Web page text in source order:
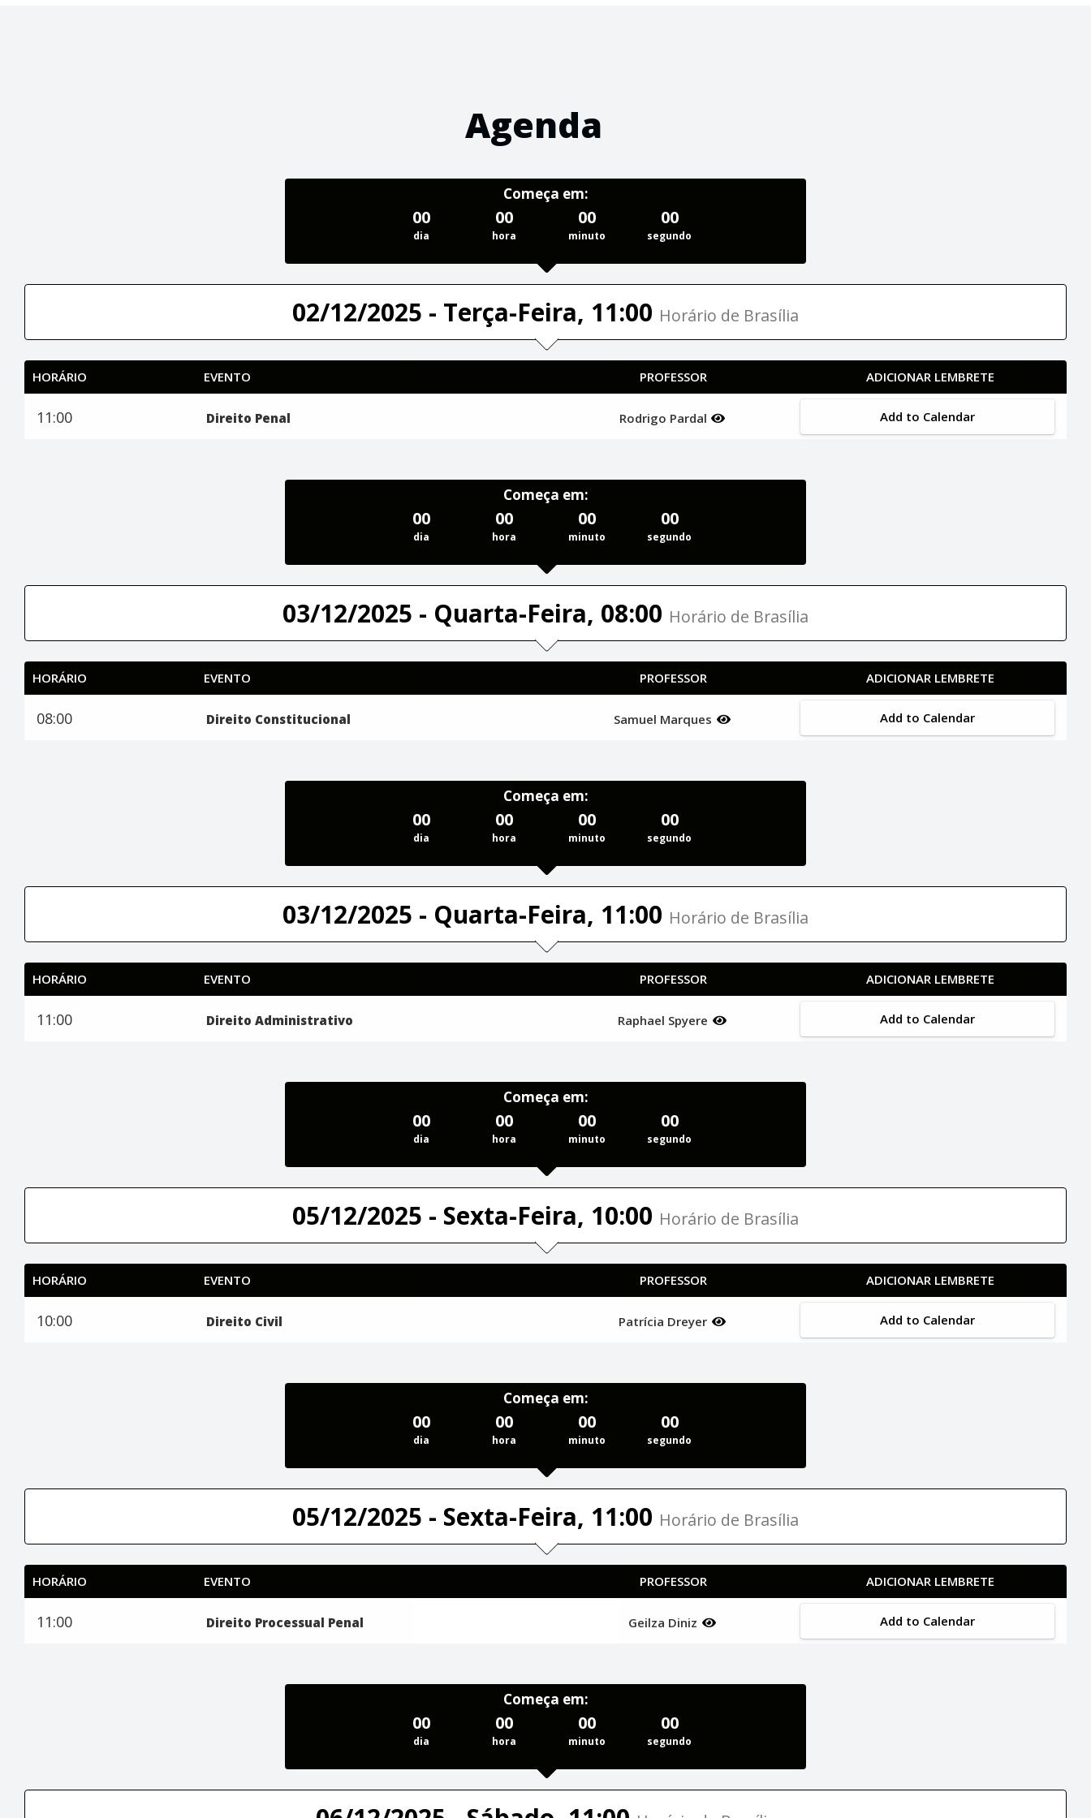
Agenda
Começa em:
00
dia
00
hora
00
minuto
00
segundo
02/12/2025 - Terça-Feira, 11:00 Horário de Brasília
HORÁRIO EVENTO PROFESSOR ADICIONAR LEMBRETE
11:00 Direito Penal Rodrigo Pardal Add to Calendar
Começa em:
00
dia
00
hora
00
minuto
00
segundo
03/12/2025 - Quarta-Feira, 08:00 Horário de Brasília
HORÁRIO EVENTO PROFESSOR ADICIONAR LEMBRETE
08:00 Direito Constitucional Samuel Marques Add to Calendar
Começa em:
00
dia
00
hora
00
minuto
00
segundo
03/12/2025 - Quarta-Feira, 11:00 Horário de Brasília
HORÁRIO EVENTO PROFESSOR ADICIONAR LEMBRETE
11:00 Direito Administrativo Raphael Spyere Add to Calendar
Começa em:
00
dia
00
hora
00
minuto
00
segundo
05/12/2025 - Sexta-Feira, 10:00 Horário de Brasília
HORÁRIO EVENTO PROFESSOR ADICIONAR LEMBRETE
10:00 Direito Civil Patrícia Dreyer Add to Calendar
Começa em:
00
dia
00
hora
00
minuto
00
segundo
05/12/2025 - Sexta-Feira, 11:00 Horário de Brasília
HORÁRIO EVENTO PROFESSOR ADICIONAR LEMBRETE
11:00 Direito Processual Penal Geilza Diniz Add to Calendar
Começa em:
00
dia
00
hora
00
minuto
00
segundo